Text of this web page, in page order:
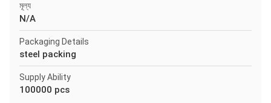
মূল্য
N/A
Packaging Details
steel packing
Supply Ability
100000 pcs